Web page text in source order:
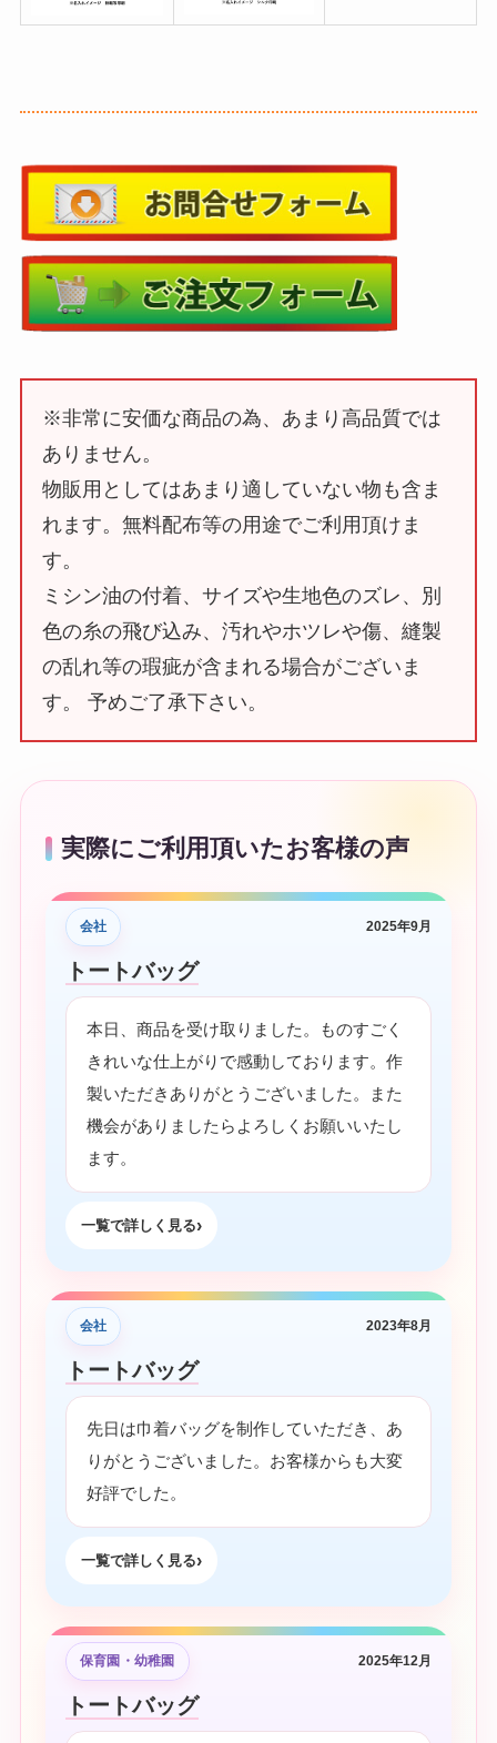
※非常に安価な商品の為、あまり高品質では
ありません。
物販用としてはあまり適していない物も含ま
れます。無料配布等の用途でご利用頂けま
す。
ミシン油の付着、サイズや生地色のズレ、別
色の糸の飛び込み、汚れやホツレや傷、縫製
の乱れ等の瑕疵が含まれる場合がございま
す。 予めご了承下さい。
実際にご利用頂いたお客様の声
会社 2025年9月
トートバッグ
本日、商品を受け取りました。ものすごく
きれいな仕上がりで感動しております。作
製いただきありがとうございました。また
機会がありましたらよろしくお願いいたし
ます。
一覧で詳しく見る
会社 2023年8月
トートバッグ
先日は巾着バッグを制作していただき、あ
りがとうございました。お客様からも大変
好評でした。
一覧で詳しく見る
保育園・幼稚園 2025年12月
トートバッグ